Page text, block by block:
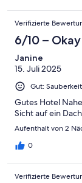
Verifizierte
6/10 – Okay
Janine
15. Juli 2025
Gut:
Gutes Hotel
Sicht auf ein
Aufenthalt von 2
0
Verifizierte